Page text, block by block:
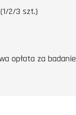
2/3 szt.)
opłata za badanie